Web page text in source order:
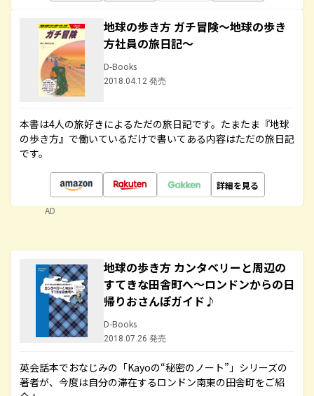
地球の歩き方 ガチ冒険～地球の歩き
方社員の旅日記～
D-Books
2018.04.12 発売
本書は4人の旅好きによるただの旅日記です。たまたま『地球
の歩き方』で働いているだけで書いてある内容はただの旅日記
です。
詳細を見る
AD
地球の歩き方 カンタベリーと周辺の
すてきな田舎町へ～ロンドンからの日
帰りおさんぽガイド♪
D-Books
2018.07.26 発売
英会話本でおなじみの「Kayoの“秘密のノート”」シリーズの
著者が、今度は自分の滞在するロンドン南東の田舎町をご紹